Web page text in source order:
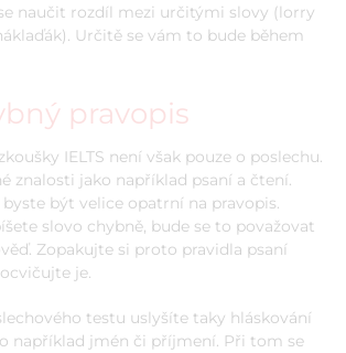
naučit rozdíl mezi určitými slovy (lorry
Určitě se vám to bude během
pravopis
IELTS není však pouze o poslechu.
znalosti jako například psaní a čtení.
být velice opatrní na pravopis.
slovo chybně, bude se to považovat
Zopakujte si proto pravidla psaní
je.
testu uslyšíte taky hláskování
například jmén či příjmení. Při tom se